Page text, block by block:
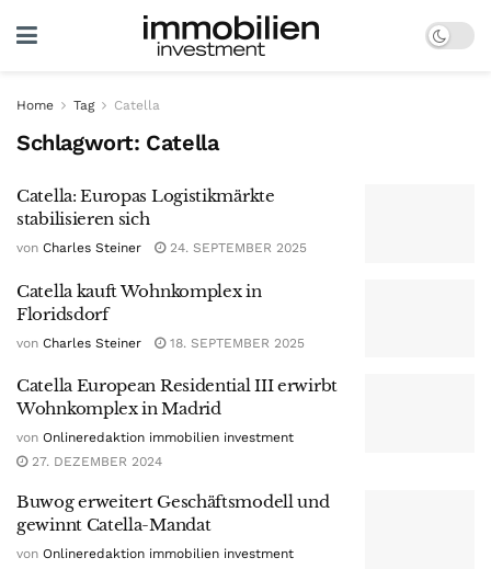
Home Tag Catella
Schlagwort: Catella
Catella: Europas Logistikmärkte
stabilisieren sich
von Charles Steiner 24. SEPTEMBER 2025
Catella kauft Wohnkomplex in
Floridsdorf
von Charles Steiner 18. SEPTEMBER 2025
Catella European Residential III erwirbt
Wohnkomplex in Madrid
von Onlineredaktion immobilien investment
27. DEZEMBER 2024
Buwog erweitert Geschäftsmodell und
gewinnt Catella-Mandat
von Onlineredaktion immobilien investment